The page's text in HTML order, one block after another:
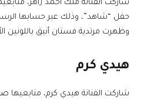
شاركت الفنانة ملك أحمد زاهر،
حفل “شاهد”، وذلك عبر حسابها
وظهرت مرتدية فستان أنيق باللونين
هيدي كرم
شاركت الفنانة هيدي كرم،